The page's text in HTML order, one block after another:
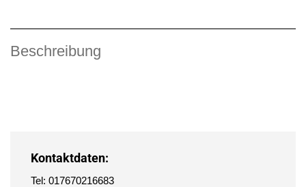
Beschreibung
Kontaktdaten:
Tel: 017670216683